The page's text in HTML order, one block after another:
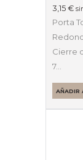
3,15 €
Porta
Cierre
7…
AÑADIR